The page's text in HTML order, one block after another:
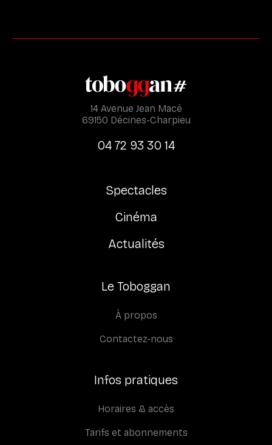
14 Avenue Jean Macé
69150 Décines-Charpieu
04 72 93 30 14
Spectacles
Cinéma
Actualités
Le Toboggan
À propos
Contactez-nous
Infos pratiques
Horaires & accès
Tarifs et abonnements